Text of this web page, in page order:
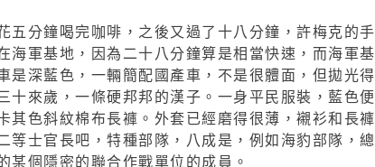
五分鐘喝完咖啡，之後又過了十八分鐘，許梅克的手
海軍基地，因為二十八分鐘算是相當快速，而海軍基
是深藍色，一輛簡配國產車，不是很體面，但拋光得
十來歲，一條硬邦邦的漢子。一身平民服裝，藍色便
其色斜紋棉布長褲。外套已經磨得很薄，襯衫和長褲
等士官長吧，特種部隊，八成是，例如海豹部隊，總
個隱密的聯合作戰單位的成員。